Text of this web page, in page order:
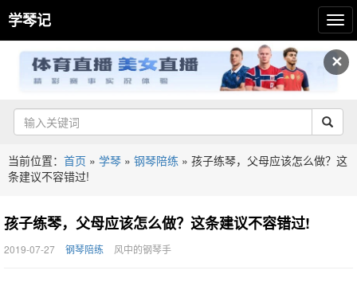
✕
学琴记
当前位置： 首页 » 学琴 » 钢琴陪练 » 孩子练琴，父母应该怎么做？这
条建议不容错过!
孩子练琴，父母应该怎么做？这条建议不容错过!
2019-07-27 钢琴陪练 风中的钢琴手